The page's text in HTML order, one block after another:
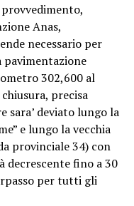
provvedimento,
Anas,
necessario per
302,600 al
precisa
sara’ deviato lungo la
e lungo la vecchia
provinciale 34) con
decrescente fino a 30
per tutti gli